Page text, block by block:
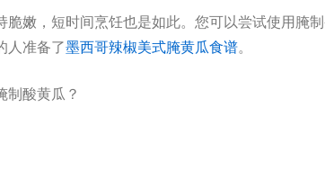
脆嫩，短时间烹饪也是如此。您可以尝试使用腌
人准备了墨西哥辣椒美式腌黄瓜食谱。